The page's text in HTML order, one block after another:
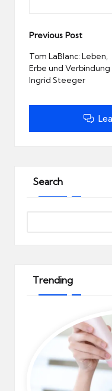
Post
navigation
Previous Post
Tom LaBlanc: Leben,
Erbe und Verbindung
Ingrid Steeger
Search
Trending